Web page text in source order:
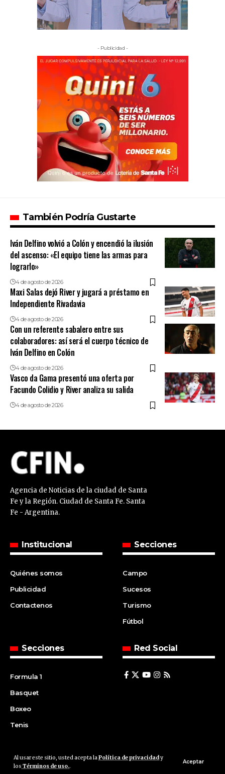
Al usar este sitio, usted acepta laPolítica de privacidady
los Términos de uso..
Aceptar
- Publicidad -
También Podría Gustarte
Iván Delfino volvió a Colón y encendió la ilusión
del ascenso: «El equipo tiene las armas para
lograrlo»
4 de agosto de 2026
Maxi Salas dejó River y jugará a préstamo en
Independiente Rivadavia
4 de agosto de 2026
Con un referente sabalero entre sus
colaboradores: así será el cuerpo técnico de
Iván Delfino en Colón
4 de agosto de 2026
Vasco da Gama presentó una oferta por
Facundo Colidio y River analiza su salida
4 de agosto de 2026
Agencia de Noticias de la ciudad de Santa
Fe y la Región. Ciudad de Santa Fe. Santa
Fe - Argentina.
Institucional
Quiénes somos
Publicidad
Contactenos
Secciones
Campo
Sucesos
Turismo
Fútbol
Secciones
Formula 1
Basquet
Boxeo
Tenis
Red Social
© 2008 | Agencia Cfin.com.ar - Santa Fe - Argentina | All rights